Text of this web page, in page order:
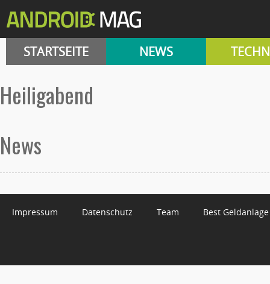
STARTSEITE NEWS
Heiligabend
News
Impressum Datenschutz Team Best Geldanlage